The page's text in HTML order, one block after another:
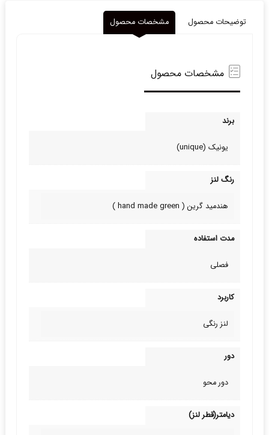
توضیحات محصول مشخصات محصول
مشخصات محصول
برند
یونیک (unique)
رنگ لنز
هندمید گرین ( hand made green )
مدت استفاده
فصلی
کاربرد
لنز رنگی
دور
دور محو
دیامتر(قطر لنز)